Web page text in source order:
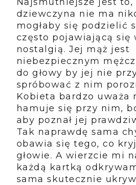
dziewczyna nie ma
mogłaby się podzielić
często pojawiającą się
nostalgią. Jej mąż jest
niebezpiecznym
do głowy by jej nie
spróbować z nim
Kobieta bardzo uważa
hamuje się przy nim,
aby poznał jej
Tak naprawdę sama
obawia się tego, co
głowie. A wierzcie mi
każdą kartką
sama skutecznie